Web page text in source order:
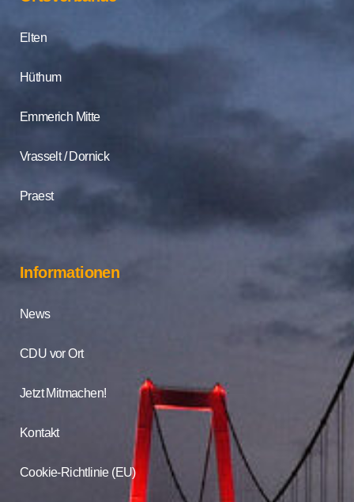
Elten
Hüthum
Emmerich Mitte
Vrasselt / Dornick
Praest
Informationen
News
CDU vor Ort
Jetzt Mitmachen!
Kontakt
Cookie-Richtlinie (EU)